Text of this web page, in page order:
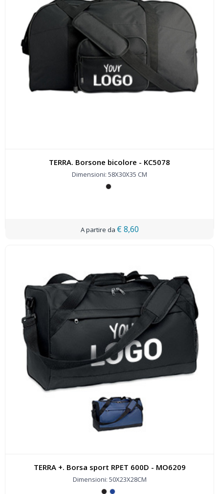
TERRA. Borsone bicolore - KC5078
Dimensioni: 58X30X35 CM
€ 8,60
TERRA +. Borsa sport RPET 600D - MO6209
Dimensioni: 50X23X28CM